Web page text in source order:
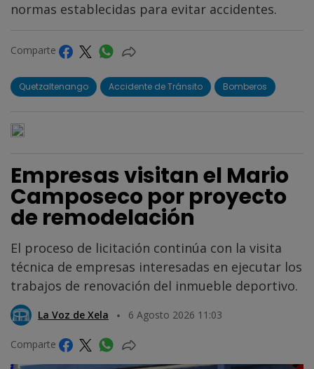
normas establecidas para evitar accidentes.
Comparte
Quetzaltenango Accidente de Tránsito Bomberos
Empresas visitan el Mario
Camposeco por proyecto
de remodelación
El proceso de licitación continúa con la visita
técnica de empresas interesadas en ejecutar los
trabajos de renovación del inmueble deportivo.
La Voz de Xela 6 Agosto 2026 11:03
Comparte